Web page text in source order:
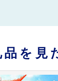
品を見